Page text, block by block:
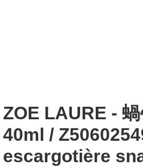
ZOE LAURE -
40ml /
escargotière